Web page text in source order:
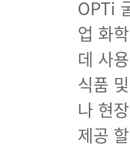
OPTi
업 화
데 사
식품
나 현
제공